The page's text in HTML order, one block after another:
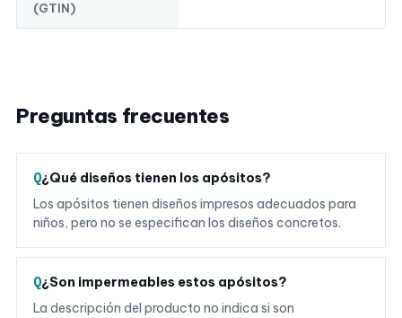
(GTIN)
Preguntas frecuentes
¿Qué diseños tienen los apósitos?
Los apósitos tienen diseños impresos adecuados para
niños, pero no se especifican los diseños concretos.
¿Son impermeables estos apósitos?
La descripción del producto no indica si son